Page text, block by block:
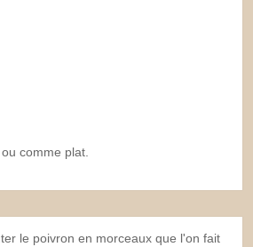
comme plat.
le poivron en morceaux que l'on fait